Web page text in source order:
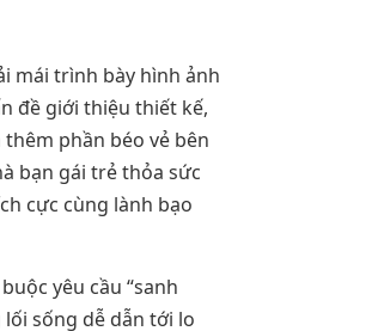
mái trình bày hình ảnh
đề giới thiệu thiết kế,
phần béo vẻ bên
bạn gái trẻ thỏa sức
cực cùng lành bạo
yêu cầu “sanh
sống dễ dẫn tới lo